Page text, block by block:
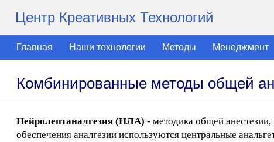
Центр Креативных Технологий
Главная Наши технологии Методы Менеджмент
Комбинированные методы общей
Нейролептаналгезия (НЛА) - методика общей
обеспечения аналгезии используются центральные